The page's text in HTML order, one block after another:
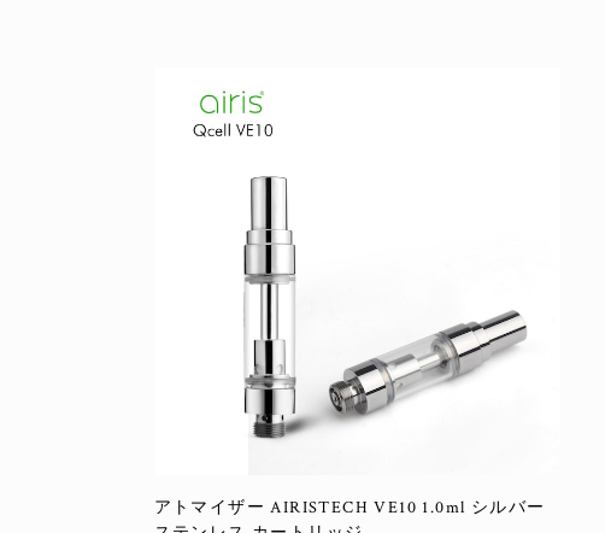
アトマイザー AIRISTECH VE10 1.0ml シルバー